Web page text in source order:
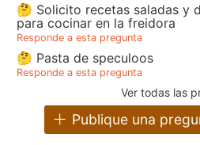
🤔 Solicito recetas saladas y
para cocinar en la freidora
Responde a esta pregunta
🤔 Pasta de speculoos
Responde a esta pregunta
Ver todas las
Publique una